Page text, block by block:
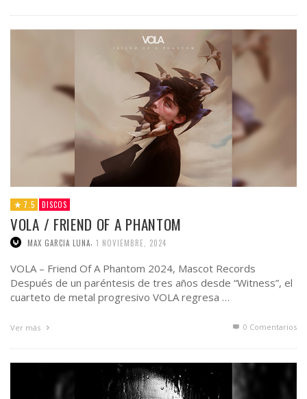
7.5 DISCOS
VOLA / FRIEND OF A PHANTOM
MAX GARCIA LUNA 1 NOVIEMBRE, 2024
VOLA – Friend Of A Phantom 2024, Mascot Records
Después de un paréntesis de tres años desde “Witness”, el
cuarteto de metal progresivo VOLA regresa …
Ver más 0 Comentarios